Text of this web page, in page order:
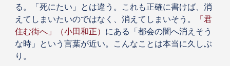
る。「死にたい」とは違う。これも正確に書けば、消
えてしまいたいのではなく、消えてしまいそう。
「君
住む街へ」（小田和正） にある「都会の闇へ消えそう
な時」という言葉が近い。こんなことは本当に久しぶ
り。